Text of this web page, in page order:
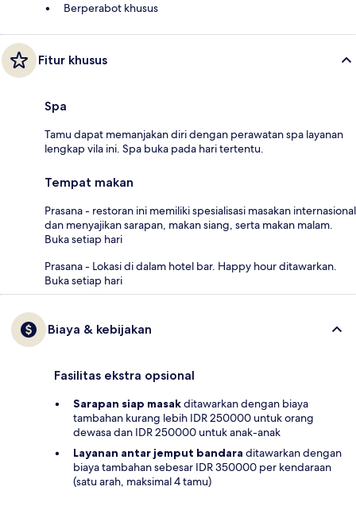
Berperabot khusus
Fitur khusus
Spa
Tamu dapat memanjakan diri dengan perawatan spa layanan
lengkap vila ini. Spa buka pada hari tertentu.
Tempat makan
Prasana - restoran ini memiliki spesialisasi masakan internasional
dan menyajikan sarapan, makan siang, serta makan malam.
Buka setiap hari
Prasana - Lokasi di dalam hotel bar. Happy hour ditawarkan.
Buka setiap hari
Biaya & kebijakan
Fasilitas ekstra opsional
Sarapan siap masakditawarkan dengan biaya
tambahan kurang lebih IDR 250000 untuk orang
dewasa dan IDR 250000 untuk anak-anak
Layanan antar jemput bandara ditawarkan dengan
biaya tambahan sebesar IDR 350000 per kendaraan
(satu arah, maksimal 4 tamu)